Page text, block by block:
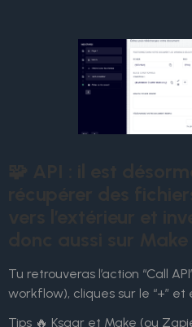
Tu retrouveras l’action “Call
workflow), cliques sur le “+” et
Tips 🔥 Ksaar et Make (ou